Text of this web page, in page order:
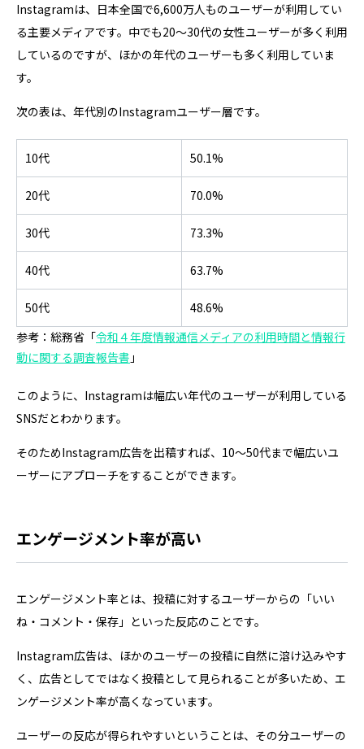
Instagramは、日本全国で6,600万人ものユーザーが利用してい
る主要メディアです。中でも20〜30代の女性ユーザーが多く利用
しているのですが、ほかの年代のユーザーも多く利用していま
す。
次の表は、年代別のInstagramユーザー層です。
10代 50.1%
20代 70.0%
30代 73.3%
40代 63.7%
50代
48.6%
参考：総務省「令和４年度情報通信メディアの利用時間と情報行
動に関する調査報告書 」
このように、Instagramは幅広い年代のユーザーが利用している
SNSだとわかります。
そのためInstagram広告を出稿すれば、10〜50代まで幅広いユ
ーザーにアプローチをすることができます。
エンゲージメント率が高い
エンゲージメント率とは、投稿に対するユーザーからの「いい
ね・コメント・保存」といった反応のことです。
Instagram広告は、ほかのユーザーの投稿に自然に溶け込みやす
く、広告としてではなく投稿として見られることが多いため、エ
ンゲージメント率が高くなっています。
ユーザーの反応が得られやすいということは、その分ユーザーの